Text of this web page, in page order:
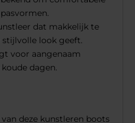
dat makkelijk te
stijlvolle look geeft.
voor aangenaam
dagen.
deze kunstleren boots